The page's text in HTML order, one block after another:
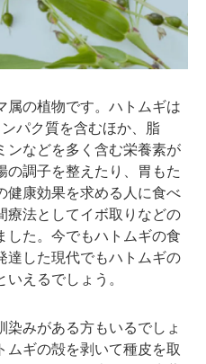
属の植物です。ハトムギは
パク質を含むほか、脂
ンなどを多く含む栄養素が
の調子を整えたり、胃もた
健康効果を求める人に食べ
療法としてイボ取りなどの
した。今でもハトムギの食
達した現代でもハトムギの
えるでしょう。
染みがある方もいるでしょ
ムギの殻を剥いて種皮を取